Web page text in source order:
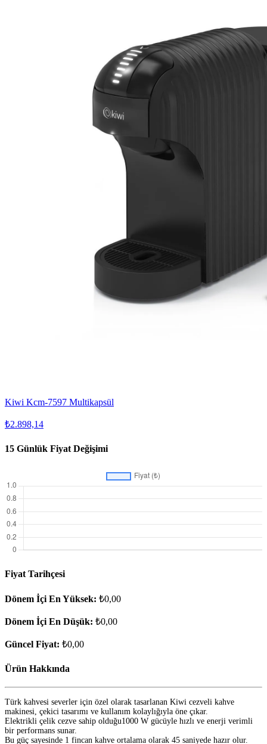
Kiwi Kcm-7597 Multikapsül
₺2.898,14
15 Günlük Fiyat Değişimi
Fiyat Tarihçesi
Dönem İçi En Yüksek: ₺0,00
Dönem İçi En Düşük: ₺0,00
Güncel Fiyat: ₺0,00
Ürün Hakkında
Türk kahvesi severler için özel olarak tasarlanan Kiwi cezveli kahve
makinesi, çekici tasarımı ve kullanım kolaylığıyla öne çıkar.
Elektrikli çelik cezve sahip olduğu1000 W gücüyle hızlı ve enerji verimli
bir performans sunar.
Bu güç sayesinde 1 fincan kahve ortalama olarak 45 saniyede hazır olur.